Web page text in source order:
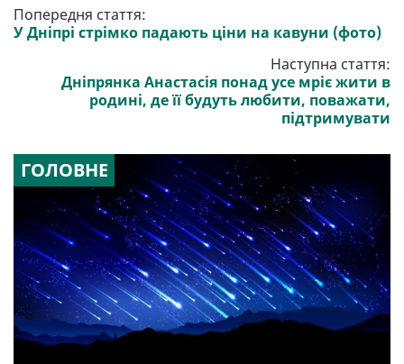
Попередня стаття:
У Дніпрі стрімко падають ціни на кавуни (фото)
Наступна стаття:
Дніпрянка Анастасія понад усе мріє жити в
родині, де її будуть любити, поважати,
підтримувати
ГОЛОВНЕ